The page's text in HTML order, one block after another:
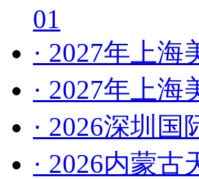
01
· 2027年上
· 2027年上
· 2026深圳
· 2026内蒙